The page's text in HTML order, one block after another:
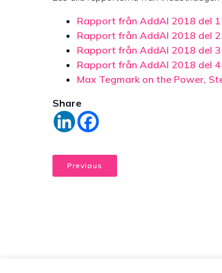
Rapport från AddAI 2018 del
Rapport från AddAI 2018 del
Rapport från AddAI 2018 del
Rapport från AddAI 2018 del
Max Tegmark on the Power,
Share
Previous